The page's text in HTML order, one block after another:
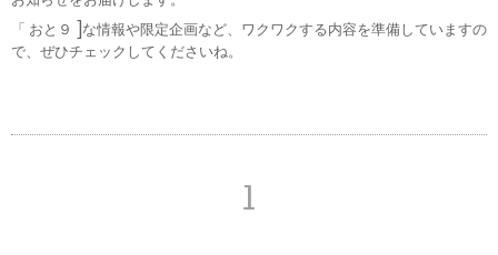
「 おと９
な情報や限定企画など、ワクワクする内容を準備していますの
で、ぜひチェックしてくださいね。
1